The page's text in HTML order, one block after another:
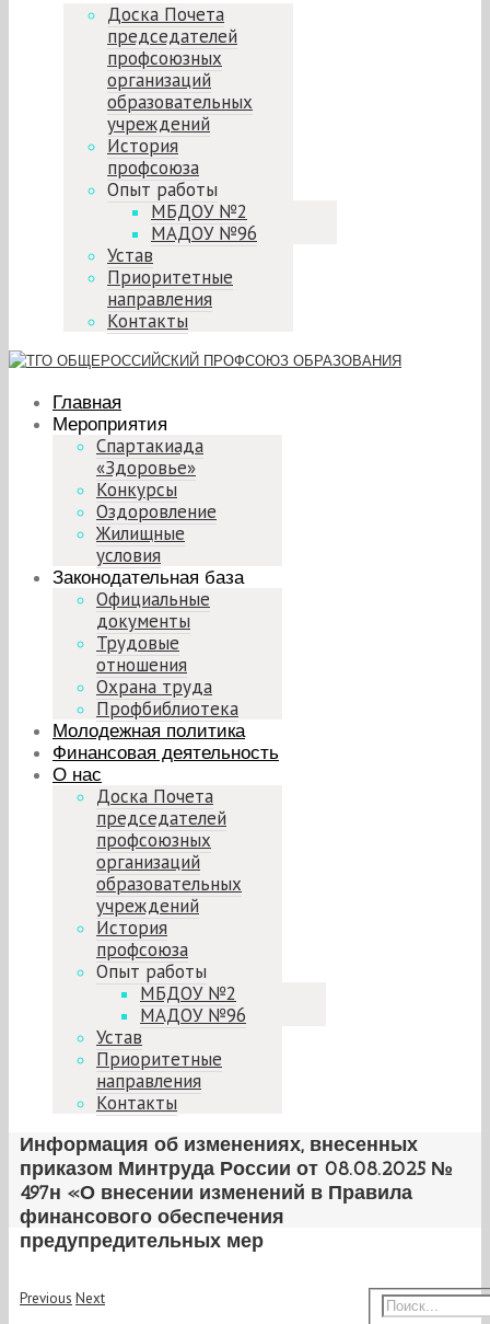
Доска Почета
председателей
профсоюзных
организаций
образовательных
учреждений
История
профсоюза
Опыт работы
МБДОУ №2
МАДОУ №96
Устав
Приоритетные
направления
Контакты
Главная
Мероприятия
Спартакиада
«Здоровье»
Конкурсы
Оздоровление
Жилищные
условия
Законодательная база
Официальные
документы
Трудовые
отношения
Охрана труда
Профбиблиотека
Молодежная политика
Финансовая деятельность
О нас
Доска Почета
председателей
профсоюзных
организаций
образовательных
учреждений
История
профсоюза
Опыт работы
МБДОУ №2
МАДОУ №96
Устав
Приоритетные
направления
Контакты
Информация об изменениях, внесенных
приказом Минтруда России от 08.08.2025 №
497н «О внесении изменений в Правила
финансового обеспечения
предупредительных мер
Previous Next